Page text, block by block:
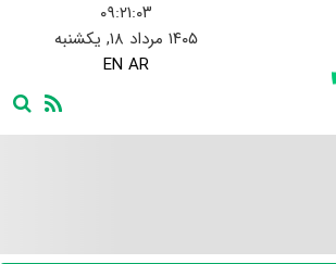
۰۹:۲۱:۰۴
۱۴۰۵ مرداد ۱۸, یکشنبه
EN AR